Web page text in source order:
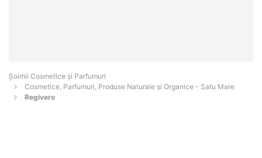
Șoimii Cosmetice și Parfumuri
Cosmetice, Parfumuri, Produse Naturale și Organice - Satu Mare
Regivero